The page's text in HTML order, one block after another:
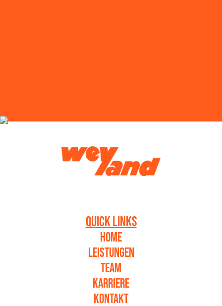
QUICK LINKS
HOME
LEISTUNGEN
TEAM
KARRIERE
KONTAKT